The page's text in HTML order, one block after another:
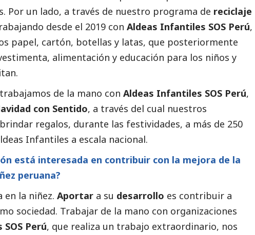
Por un lado, a través de nuestro programa de reciclaje
desde el 2019 con Aldeas Infantiles SOS Perú,
papel, cartón, botellas y latas, que posteriormente
alimentación y educación para los niños y
de la mano con Aldeas Infantiles SOS Perú,
con Sentido, a través del cual nuestros
regalos, durante las festividades, a más de 250
Infantiles a escala nacional.
está interesada en contribuir con la mejora de la
peruana?
en la niñez. Aportar a su desarrollo es contribuir a
sociedad. Trabajar de la mano con organizaciones
Perú, que realiza un trabajo extraordinario, nos